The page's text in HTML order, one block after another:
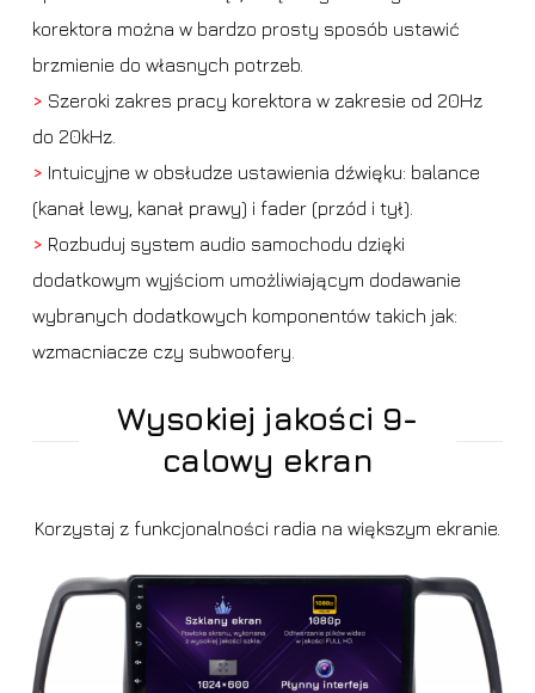
korektora można w bardzo prosty sposób ustawić
brzmienie do własnych potrzeb.
> Szeroki zakres pracy korektora w zakresie od 20Hz
do 20kHz.
> Intuicyjne w obsłudze ustawienia dźwięku: balance
(kanał lewy, kanał prawy) i fader (przód i tył).
> Rozbuduj system audio samochodu dzięki
dodatkowym wyjściom umożliwiającym dodawanie
wybranych dodatkowych komponentów takich jak:
wzmacniacze czy subwoofery.
Wysokiej jakości 9-
calowy ekran
Korzystaj z funkcjonalności radia na większym ekranie.